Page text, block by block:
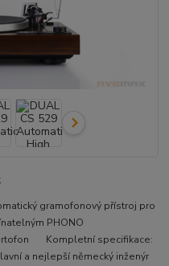
gramofonový přístroj pro
PHONO
Kompletní specifikace:
a nejlepší německý inženýr